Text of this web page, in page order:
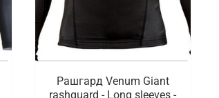
Рашгард Venum Giant
rashguard - Long sleeves -